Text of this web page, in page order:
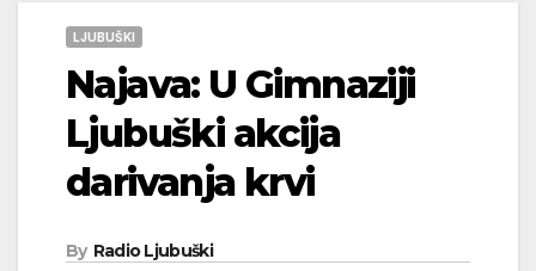
LJUBUŠKI
Najava: U Gimnaziji
Ljubuški akcija
darivanja krvi
By Radio Ljubuški